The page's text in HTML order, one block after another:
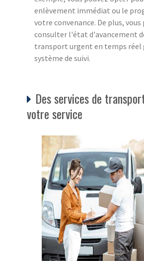
enlèvement immédiat ou le
votre convenance. De plus, vous
consulter l'état d'avancement
transport urgent en temps réel
système de suivi.
Des services de
votre service